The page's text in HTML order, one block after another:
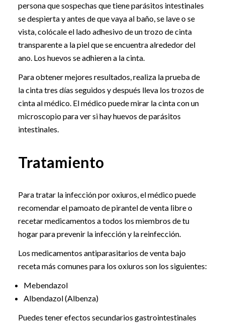
persona que sospechas que tiene parásitos intestinales
se despierta y antes de que vaya al baño, se lave o se
vista, colócale el lado adhesivo de un trozo de cinta
transparente a la piel que se encuentra alrededor del
ano. Los huevos se adhieren a la cinta.
Para obtener mejores resultados, realiza la prueba de
la cinta tres días seguidos y después lleva los trozos de
cinta al médico. El médico puede mirar la cinta con un
microscopio para ver si hay huevos de parásitos
intestinales.
Tratamiento
Para tratar la infección por oxiuros, el médico puede
recomendar el pamoato de pirantel de venta libre o
recetar medicamentos a todos los miembros de tu
hogar para prevenir la infección y la reinfección.
Los medicamentos antiparasitarios de venta bajo
receta más comunes para los oxiuros son los siguientes:
Mebendazol
Albendazol (Albenza)
Puedes tener efectos secundarios gastrointestinales